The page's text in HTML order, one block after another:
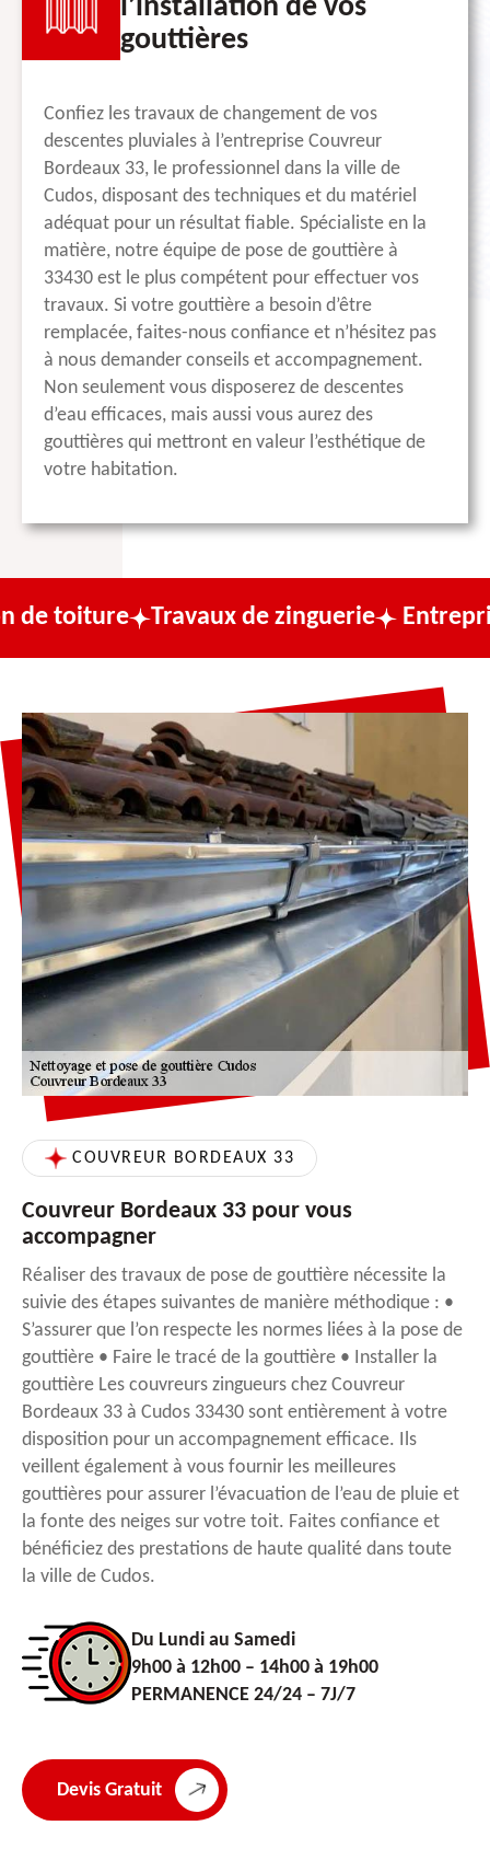
l’installation de vos
gouttières
Confiez les travaux de changement de vos
descentes pluviales à l’entreprise Couvreur
Bordeaux 33, le professionnel dans la ville de
Cudos, disposant des techniques et du matériel
adéquat pour un résultat fiable. Spécialiste en la
matière, notre équipe de pose de gouttière à
33430 est le plus compétent pour effectuer vos
travaux. Si votre gouttière a besoin d’être
remplacée, faites-nous confiance et n’hésitez pas
à nous demander conseils et accompagnement.
Non seulement vous disposerez de descentes
d’eau efficaces, mais aussi vous aurez des
gouttières qui mettront en valeur l’esthétique de
votre habitation.
Travaux de zinguerie Entreprise de
COUVREUR BORDEAUX 33
Couvreur Bordeaux 33 pour vous
accompagner
Réaliser des travaux de pose de gouttière nécessite la
suivie des étapes suivantes de manière méthodique : •
S’assurer que l’on respecte les normes liées à la pose de
gouttière • Faire le tracé de la gouttière • Installer la
gouttière Les couvreurs zingueurs chez Couvreur
Bordeaux 33 à Cudos 33430 sont entièrement à votre
disposition pour un accompagnement efficace. Ils
veillent également à vous fournir les meilleures
gouttières pour assurer l’évacuation de l’eau de pluie et
la fonte des neiges sur votre toit. Faites confiance et
bénéficiez des prestations de haute qualité dans toute
la ville de Cudos.
Du Lundi au Samedi
9h00 à 12h00 – 14h00 à 19h00
PERMANENCE 24/24 – 7J/7
Devis Gratuit